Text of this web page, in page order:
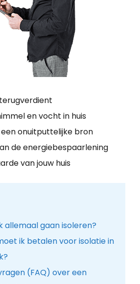
en vocht in huis
een onuitputtelijke bron
de energiebespaarlening
van jouw huis
allemaal gaan isoleren?
ik betalen voor isolatie in
(FAQ) over een